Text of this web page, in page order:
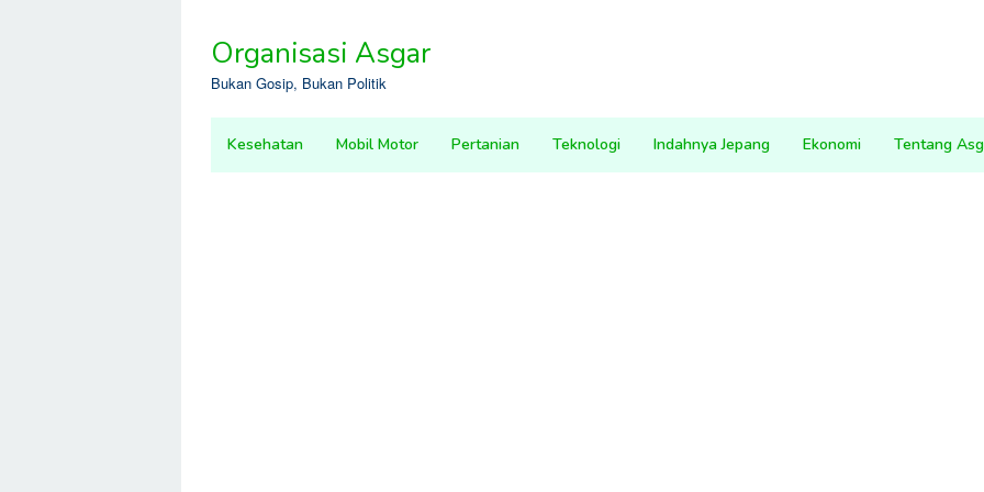
contentOrganisasi Asgar
Bukan Gosip, Bukan Politik
Kesehatan Mobil Motor Pertanian Teknologi Indahnya Jepang Ekonomi Tentang